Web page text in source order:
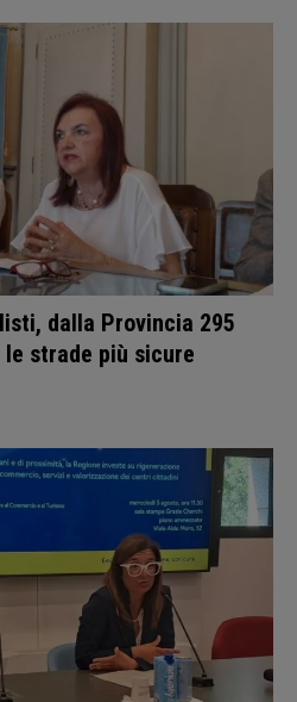
dalla Provincia 295
strade più sicure